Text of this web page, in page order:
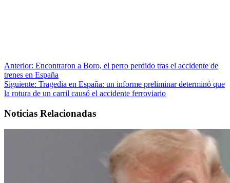
Anterior: Encontraron a Boro, el perro perdido tras el accidente de
trenes en España
Siguiente: Tragedia en España: un informe preliminar determinó que
la rotura de un carril causó el accidente ferroviario
Noticias Relacionadas